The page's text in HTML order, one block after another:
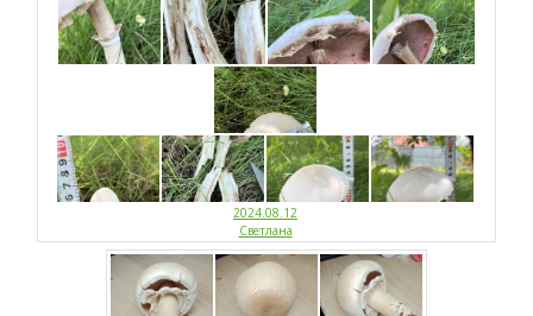
2024.08.12
Светлана